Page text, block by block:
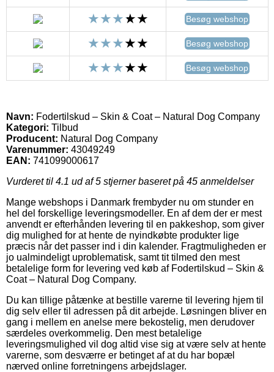
Besøg webshop
Besøg webshop
Besøg webshop
Navn: Fodertilskud – Skin & Coat – Natural Dog Company
Kategori: Tilbud
Producent: Natural Dog Company
Varenummer: 43049249
EAN: 741099000617
Vurderet til 4.1 ud af 5 stjerner baseret på 45 anmeldelser
Mange webshops i Danmark frembyder nu om stunder en
hel del forskellige leveringsmodeller. En af dem der er mest
anvendt er efterhånden levering til en pakkeshop, som giver
dig mulighed for at hente de nyindkøbte produkter lige
præcis når det passer ind i din kalender. Fragtmuligheden er
jo ualmindeligt uproblematisk, samt tit tilmed den mest
betalelige form for levering ved køb af Fodertilskud – Skin &
Coat – Natural Dog Company.
Du kan tillige påtænke at bestille varerne til levering hjem til
dig selv eller til adressen på dit arbejde. Løsningen bliver en
gang i mellem en anelse mere bekostelig, men derudover
særdeles overkommelig. Den mest betalelige
leveringsmulighed vil dog altid vise sig at være selv at hente
varerne, som desværre er betinget af at du har bopæl
nærved online forretningens arbejdslager.